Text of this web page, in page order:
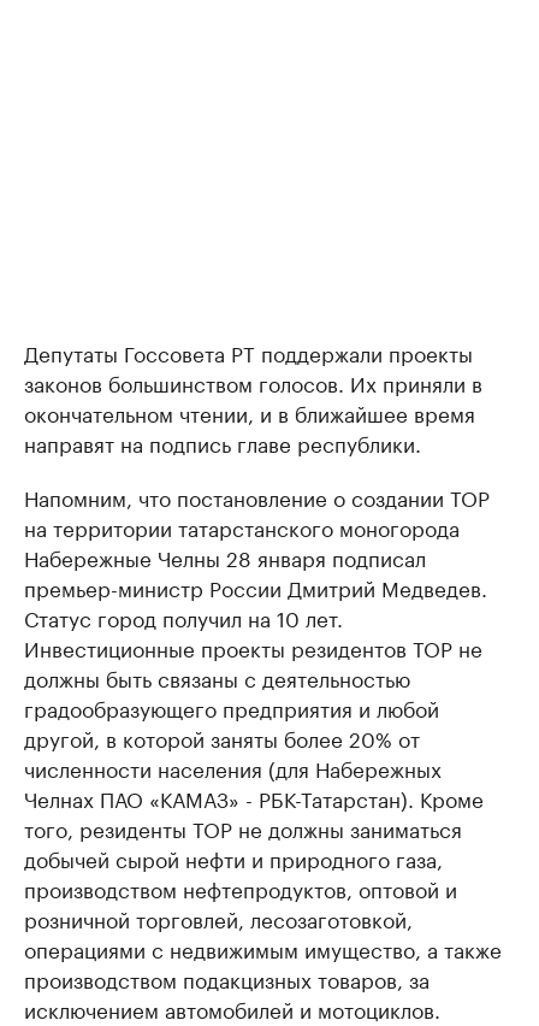
Депутаты Госсовета РТ поддержали проекты
законов большинством голосов. Их приняли в
окончательном чтении, и в ближайшее время
направят на подпись главе республики.
Напомним, что постановление о создании ТОР
на территории татарстанского моногорода
Набережные Челны 28 января подписал
премьер-министр России Дмитрий Медведев.
Статус город получил на 10 лет.
Инвестиционные проекты резидентов ТОР не
должны быть связаны с деятельностью
градообразующего предприятия и любой
другой, в которой заняты более 20% от
численности населения (для Набережных
Челнах ПАО «КАМАЗ» - РБК-Татарстан). Кроме
того, резиденты ТОР не должны заниматься
добычей сырой нефти и природного газа,
производством нефтепродуктов, оптовой и
розничной торговлей, лесозаготовкой,
операциями с недвижимым имущество, а также
производством подакцизных товаров, за
исключением автомобилей и мотоциклов.